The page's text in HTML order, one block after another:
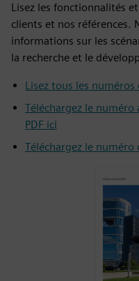
Lisez les fonctionnalités
clients et nos références.
informations sur les
la recherche et le
Lisez tous les
Téléchargez le
PDF ici
Téléchargez le